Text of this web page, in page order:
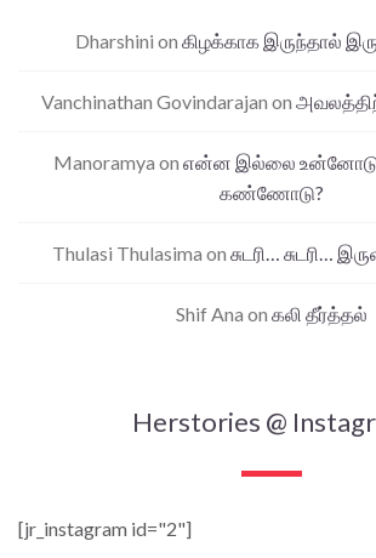
Dharshini on கிழக்காக இருந்தால்
Vanchinathan Govindarajan on
Manoramya on என்ன இல்லை
கண்ணோடு?
Thulasi Thulasima on சுடரி… சுடரி…
Shif Ana on கலி தீர்த்தல்
Herstories @
[jr_instagram id="2"]